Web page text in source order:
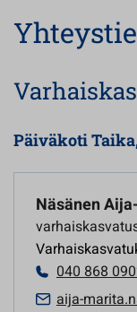
Päiväkoti
Näsänen
040 868
aija-